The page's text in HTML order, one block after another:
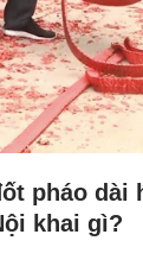
pháo dài
khai gì?